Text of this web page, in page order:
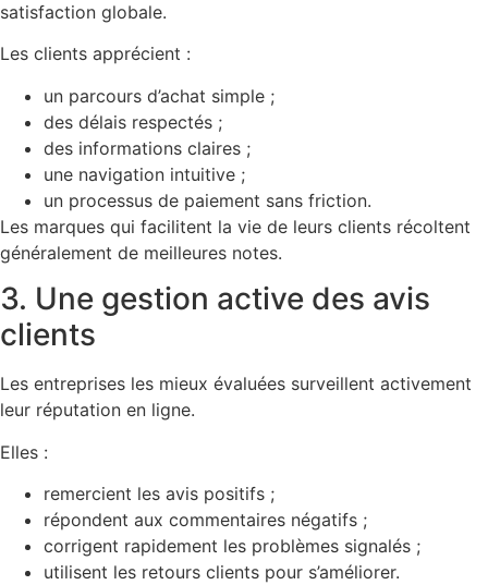
satisfaction globale.
Les clients apprécient :
un parcours d’achat simple ;
des délais respectés ;
des informations claires ;
une navigation intuitive ;
un processus de paiement sans friction.
Les marques qui facilitent la vie de leurs clients récoltent
généralement de meilleures notes.
3. Une gestion active des avis
clients
Les entreprises les mieux évaluées surveillent activement
leur réputation en ligne.
Elles :
remercient les avis positifs ;
répondent aux commentaires négatifs ;
corrigent rapidement les problèmes signalés ;
utilisent les retours clients pour s’améliorer.